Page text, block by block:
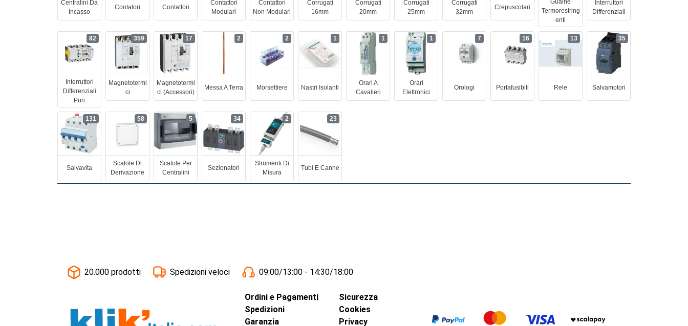
Centralini Da
Incasso
Contatori Contattori
Contattori
Modulari
Contattori
Non Modulari
Corrugati
16mm
Corrugati
20mm
Corrugati
25mm
Corrugati
32mm
Crepuscolari
Termorestring
Enti
Interruttori
Differenziali
Interruttori
Differenziali
Puri
82
Magnetotermi
Ci
359
Magnetotermi
Ci (accessori)
17
Messa A Terra
2
Morsettiere
2
Nastri Isolanti
1
Orari A
Cavalieri
1
Orari
Elettronici
1
Orologi
7
Portafusibili
16
Rele
13
Salvamotori
35
Salvavita
131
Scatole Di
Derivazione
58
Scatole Per
Centralini
5
Sezionatori
34
Strumenti Di
Misura
2
Tubi E Canne
23
20.000 prodotti Spedizioni veloci 09:00/13:00 - 14:30/18:00
Ordini e Pagamenti
Spedizioni
Garanzia
Sicurezza
Cookies
Privacy